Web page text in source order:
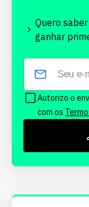
Quero
ganhar
Autorizo o
com os